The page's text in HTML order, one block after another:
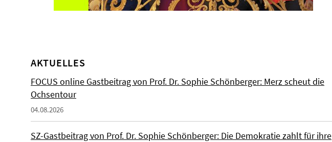
AKTUELLES
FOCUS online Gastbeitrag von Prof. Dr. Sophie Schönberger: Merz scheut die
Ochsentour
04.08.2026
SZ-Gastbeitrag von Prof. Dr. Sophie Schönberger: Die Demokratie zahlt für ihre